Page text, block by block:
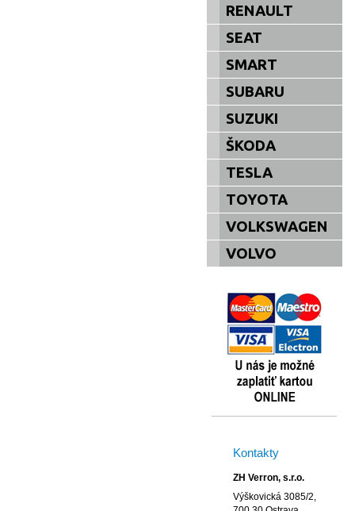
RENAULT
SEAT
SMART
SUBARU
SUZUKI
ŠKODA
TESLA
TOYOTA
VOLKSWAGEN
VOLVO
Kontakty
ZH Verron, s.r.o.
Výškovická 3085/2,